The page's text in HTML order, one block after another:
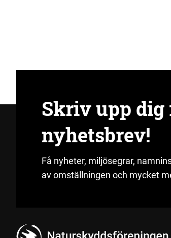
Skriv upp
nyhetsbrev!
Få nyheter, miljösegrar,
av omställningen och mycket